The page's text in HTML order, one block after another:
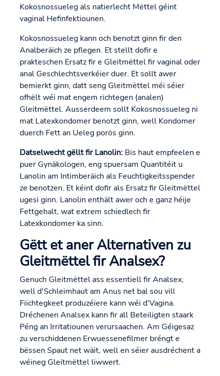
Kokosnossueleg als natierlecht Mëttel géint
vaginal Hefinfektiounen.
Kokosnossueleg kann och benotzt ginn fir den
Analberäich ze pflegen. Et stellt dofir e
prakteschen Ersatz fir e Gleitmëttel fir vaginal oder
anal Geschlechtsverkéier duer. Et sollt awer
bemierkt ginn, datt seng Gleitmëttel méi séier
ofhëlt wéi mat engem richtegen (analen)
Gleitmëttel. Ausserdeem sollt Kokosnossueleg ni
mat Latexkondomer benotzt ginn, well Kondomer
duerch Fett an Ueleg porös ginn.
Datselwecht gëllt fir Lanolin: Bis haut empfeelen e
puer Gynäkologen, eng spuersam Quantitéit u
Lanolin am Intimberäich als Feuchtigkeitsspender
ze benotzen. Et kéint dofir als Ersatz fir Gleitmëttel
ugesi ginn. Lanolin enthält awer och e ganz héije
Fettgehalt, wat extrem schiedlech fir
Latexkondomer ka sinn.
Gëtt et aner Alternativen zu
Gleitmëttel fir Analsex?
Genuch Gleitmëttel ass essentiell fir Analsex,
well d'Schleimhaut am Anus net bal sou vill
Fiichtegkeet produzéiere kann wéi d'Vagina.
Dréchenen Analsex kann fir all Beteiligten staark
Péng an Irritatiounen verursaachen. Am Géigesaz
zu verschiddenen Erwuessenefilmer bréngt e
bëssen Spaut net wäit, well en séier ausdréchent a
wéineg Gleitmëttel liwwert.